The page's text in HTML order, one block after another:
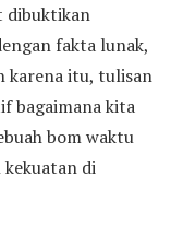
dibuktikan
fakta lunak,
karena itu, tulisan
bagaimana kita
bom waktu
di